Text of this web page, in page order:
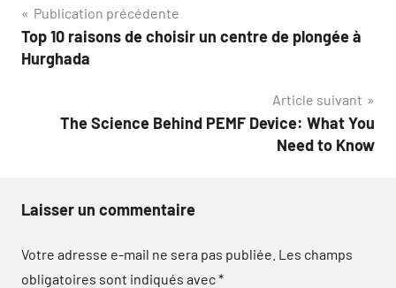
Navigation
de
Publication précédente
Top 10 raisons de choisir un centre de plongée à
Hurghada
Article suivant
The Science Behind PEMF Device: What You
Need to Know
Laisser un commentaire
Votre adresse e-mail ne sera pas publiée. Les champs
obligatoires sont indiqués avec*